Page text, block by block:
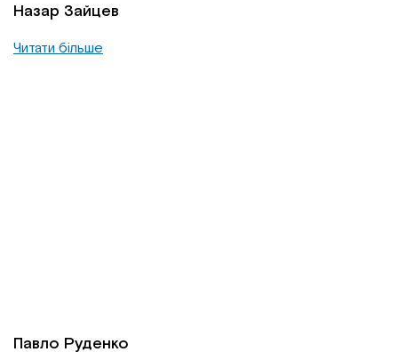
Назар Зайцев
Читати більше
Павло Руденко